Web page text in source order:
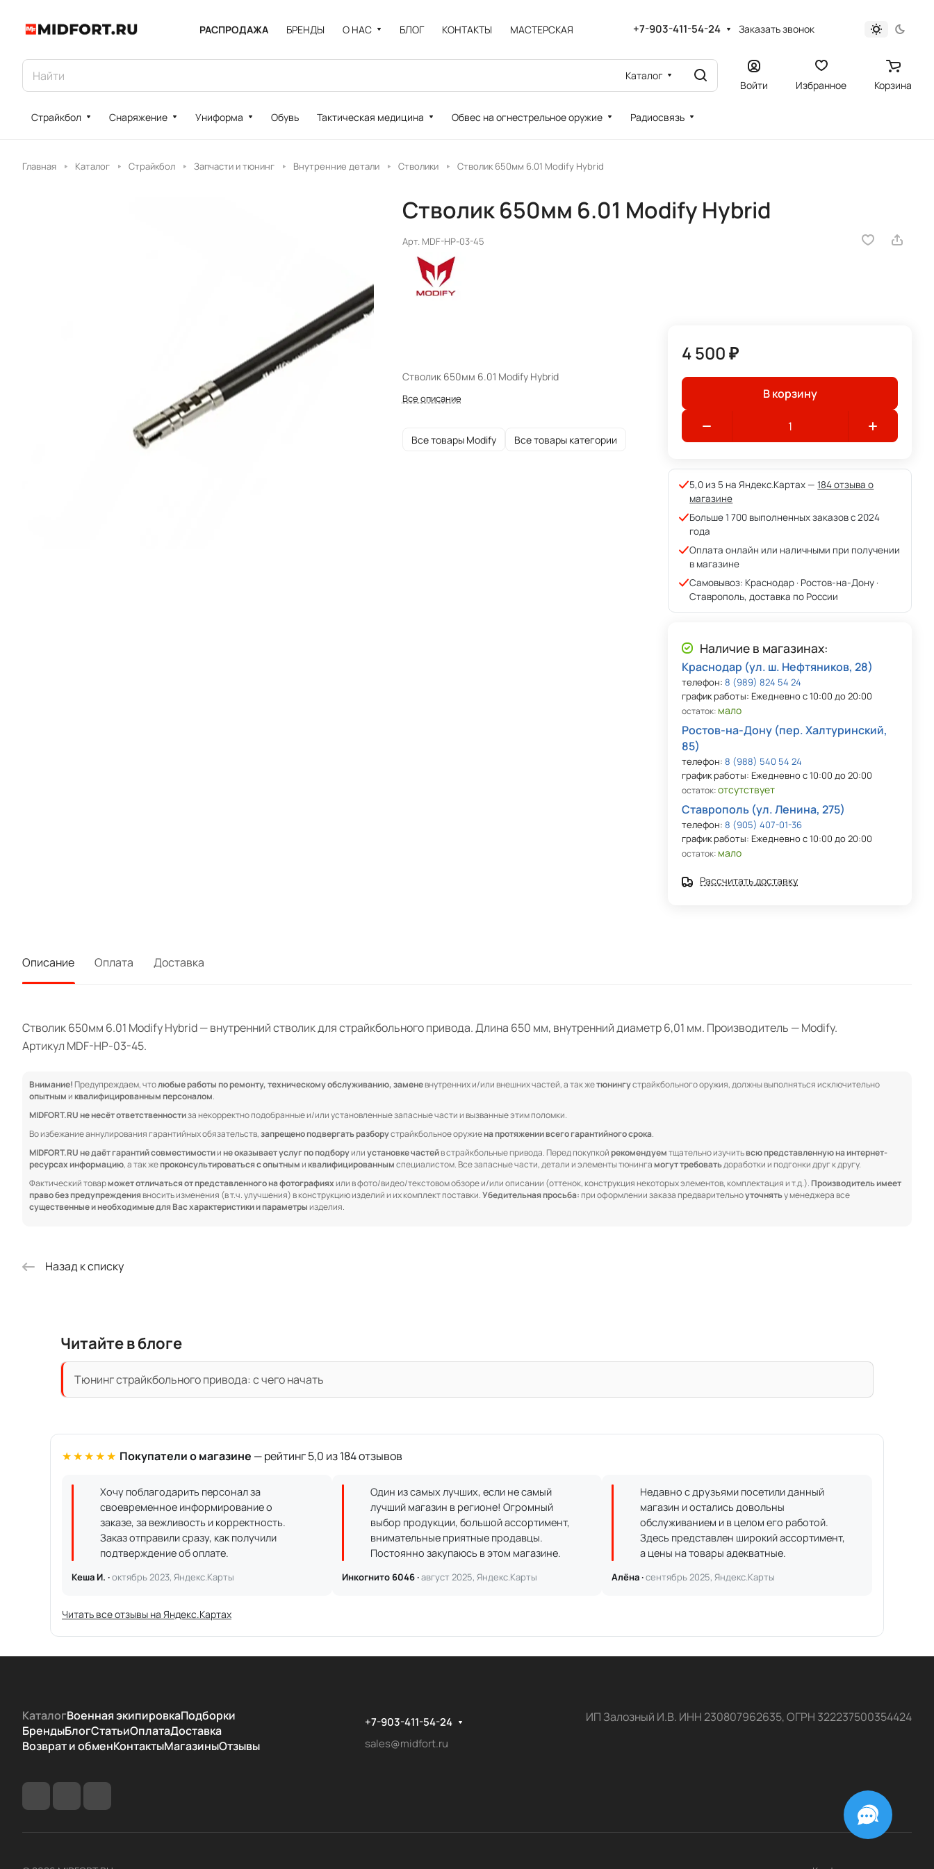
РАСПРОДАЖА БРЕНДЫ О НАС БЛОГ КОНТАКТЫ МАСТЕРСКАЯ +7-903-411-54-24 Заказать звонок
Каталог
Войти Избранное Корзина
Страйкбол Снаряжение Униформа Обувь Тактическая медицина Обвес на огнестрельное оружие Радиосвязь
Главная Каталог Страйкбол Запчасти и тюнинг Внутренние детали Стволики Стволик 650мм 6.01 Modify Hybrid
Стволик 650мм 6.01 Modify Hybrid
Арт. MDF-HP-03-45
Стволик 650мм 6.01 Modify Hybrid
Все описание
Все товары Modify Все товары категории
4 500 ₽
В корзину
5,0 из 5 на Яндекс.Картах —184 отзыва о
магазине
Больше 1 700 выполненных заказов с 2024
года
Оплата онлайн или наличными при получении
в магазине
Самовывоз: Краснодар · Ростов-на-Дону ·
Ставрополь, доставка по России
Наличие в магазинах:
Краснодар (ул. ш. Нефтяников, 28)
телефон:8 (989) 824 54 24
график работы: Ежедневно с 10:00 до 20:00
остаток: мало
Ростов-на-Дону (пер. Халтуринский,
85)
телефон:8 (988) 540 54 24
график работы: Ежедневно с 10:00 до 20:00
остаток:отсутствует
Ставрополь (ул. Ленина, 275)
телефон:8 (905) 407-01-36
график работы: Ежедневно с 10:00 до 20:00
остаток: мало
Рассчитать доставку
Описание Оплата Доставка
Стволик 650мм 6.01 Modify Hybrid — внутренний стволик для страйкбольного привода. Длина 650 мм, внутренний диаметр 6,01 мм. Производитель — Modify.
Артикул MDF-HP-03-45.
Внимание! Предупреждаем, чтолюбые работы по ремонту, техническому обслуживанию, заменевнутренних и/или внешних частей, а так жетюнингустрайкбольного оружия, должны выполняться исключительно
опытнымиквалифицированным персоналом.
MIDFORT.RU не несёт ответственностиза некорректно подобранные и/или установленные запасные части и вызванные этим поломки.
Во избежание аннулирования гарантийных обязательств,запрещено подвергать разборустрайкбольное оружиена протяжении всего гарантийного срока.
MIDFORT.RU не даёт гарантий совместимостиине оказывает услуг по подборуилиустановке частейв страйкбольные привода. Перед покупкойрекомендуемтщательно изучитьвсю представленную на интернет-
ресурсах информацию, а так жепроконсультироваться с опытнымиквалифицированнымспециалистом. Все запасные части, детали и элементы тюнингамогут требоватьдоработки и подгонки друг к другу.
Фактический товарможет отличаться от представленного на фотографияхили в фото/видео/текстовом обзоре и/или описании (оттенок, конструкция некоторых элементов, комплектация и т.д.). Производитель имеет
право без предупреждениявносить изменения (в т.ч. улучшения) в конструкцию изделий и их комплект поставки.Убедительная просьба:при оформлении заказа предварительноуточнятьу менеджера все
существенные и необходимые для Вас характеристики и параметрыизделия.
Назад к списку
Читайте в блоге
Тюнинг страйкбольного привода: с чего начать
★★★★★ Покупатели о магазине — рейтинг 5,0 из 184 отзывов
Хочу поблагодарить персонал за
своевременное информирование о
заказе, за вежливость и корректность.
Заказ отправили сразу, как получили
подтверждение об оплате.
Кеша И. ·октябрь 2023, Яндекс.Карты
Один из самых лучших, если не самый
лучший магазин в регионе! Огромный
выбор продукции, большой ассортимент,
внимательные приятные продавцы.
Постоянно закупаюсь в этом магазине.
Инкогнито 6046 ·август 2025, Яндекс.Карты
Недавно с друзьями посетили данный
магазин и остались довольны
обслуживанием и в целом его работой.
Здесь представлен широкий ассортимент,
а цены на товары адекватные.
Алёна ·сентябрь 2025, Яндекс.Карты
Читать все отзывы на Яндекс.Картах
КаталогВоенная экипировкаПодборки
БрендыБлогСтатьиОплатаДоставка
Возврат и обменКонтактыМагазиныОтзывы
+7-903-411-54-24
sales@midfort.ru
ИП Залозный И.В. ИНН 230807962635, ОГРН 322237500354424